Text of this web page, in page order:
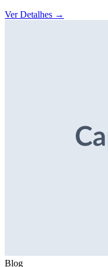
Ver Detalhes →
Blog